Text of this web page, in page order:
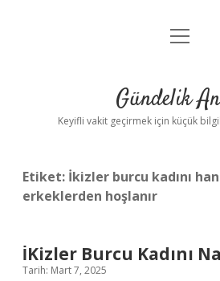
Anasayfa
Yasal Uyarı
menüyü
Gündelik
Keyifli vakit geçirmek için küçük
Etiket: İkizler burcu kadını
erkeklerden hoşlanır
İKizler Burcu Kadını
Tarih: Mart 7, 2025